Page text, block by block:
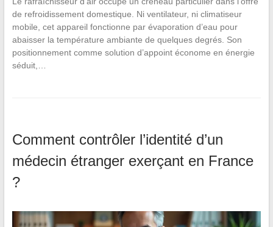
de refroidissement domestique. Ni ventilateur, ni climatiseur
mobile, cet appareil fonctionne par évaporation d’eau pour
abaisser la température ambiante de quelques degrés. Son
positionnement comme solution d’appoint économe en énergie
séduit,…
Comment contrôler l’identité d’un
médecin étranger exerçant en France
?